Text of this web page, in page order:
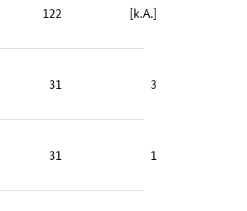
122 [k.A.]
31 3
31 1